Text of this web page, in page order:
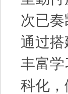
次已
通过
丰富
科化